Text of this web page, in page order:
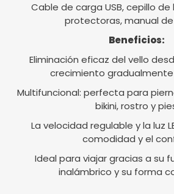
Cable de carga USB, cepillo
protectoras, manual
Beneficios:
Eliminación eficaz del vello
crecimiento
Multifuncional: perfecta para
bikini, rostro y
La velocidad regulable y la luz
comodidad y el
Ideal para viajar gracias a su
inalámbrico y su forma